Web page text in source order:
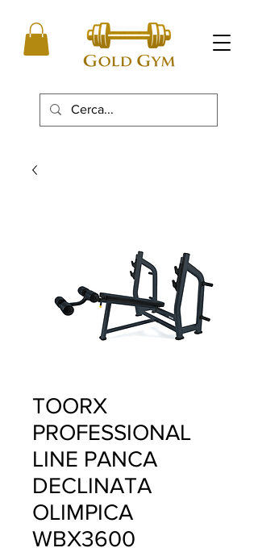
TOORX
PROFESSIONAL
LINE PANCA
DECLINATA
OLIMPICA
WBX3600